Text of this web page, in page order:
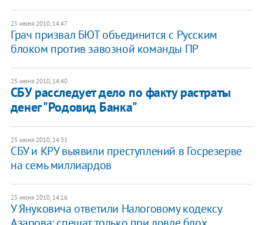
25 июня 2010, 14:47
Грач призвал БЮТ объединится с Русским
блоком против завозной команды ПР
25 июня 2010, 14:40
СБУ расследует дело по факту растраты
денег "Родовид Банка"
25 июня 2010, 14:31
СБУ и КРУ выявили преступлений в Госрезерве
на семь миллиардов
25 июня 2010, 14:16
У Януковича ответили Налоговому кодексу